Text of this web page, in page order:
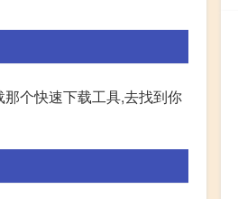
个快速下载工具,去找到你